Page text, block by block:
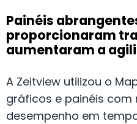
Painéis
proporcionaram
aumentaram a
A Zeitview utilizou o
gráficos e painéis com
desempenho em